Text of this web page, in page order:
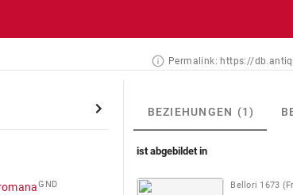
Permalink: https://
GND
BEZIEHUNGEN (1)
ist abgebildet in
Bellori 1673